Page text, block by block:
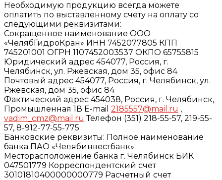
Необходимую продукцию всегда можете
оплатить по выставленному счету на оплату со
следующими реквизитами:
Сокращенное наименование ООО
«ЧелябГидроКран» ИНН 7452077805 КПП
745201001 ОГРН 1107452003537 ОКПО 65755815
Юридический адрес 454077, Россия, г.
Челябинск, ул. Ржевская, дом 35, офис 84
Почтовый адрес 454077, Россия, г. Челябинск, ул.
Ржевская, дом 35, офис 84
Фактический адрес 454038, Россия, г. Челябинск,
Промышленная 1В E-mail 2185557@mail.ru ,
vadim_cmz@mail.ru Телефон (351) 218-55-57, 219-55-
57, 8-912-77-55-775
Банковские реквизиты: Полное наименование
банка ПАО «Челябинвестбанк»
Месторасположение банка г. Челябинск БИК
047501779 Корреспондентский счет
30101810400000000779 Расчетный счет